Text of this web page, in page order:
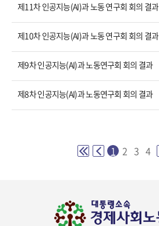
제11차 인공지능(AI)과 노동 연구회 회의 결과
제10차 인공지능(AI)과 노동 연구회 회의 결과
제9차 인공지능(AI)과 노동연구회 회의 결과
제8차 인공지능(AI)과 노동연구회 회의 결과
1 2 3 4